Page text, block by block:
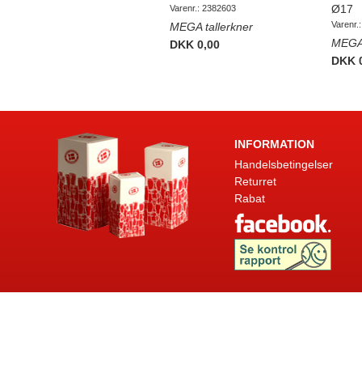
Varenr.: 2382603
MEGA tallerkner
DKK 0,00
Ø17
DKK
INFORMATION
Handelsbetingelser
Returret
Rabat